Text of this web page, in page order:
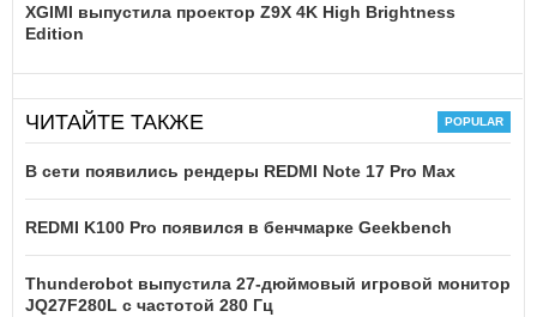
XGIMI выпустила проектор Z9X 4K High Brightness
Edition
ЧИТАЙТЕ ТАКЖЕ
В сети появились рендеры REDMI Note 17 Pro Max
REDMI K100 Pro появился в бенчмарке Geekbench
Thunderobot выпустила 27-дюймовый игровой монитор
JQ27F280L с частотой 280 Гц